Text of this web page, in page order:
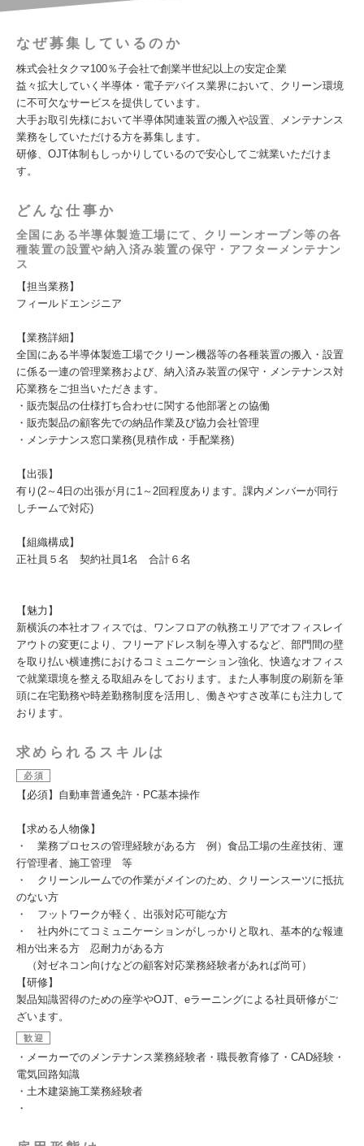
なぜ募集しているのか
株式会社タクマ100％子会社で創業半世紀以上の安定企業
益々拡大していく半導体・電子デバイス業界において、クリーン環境
に不可欠なサービスを提供しています。
大手お取引先様において半導体関連装置の搬入や設置、メンテナンス
業務をしていただける方を募集します。
研修、OJT体制もしっかりしているので安心してご就業いただけま
す。
どんな仕事か
全国にある半導体製造工場にて、クリーンオーブン等の各
種装置の設置や納入済み装置の保守・アフターメンテナン
ス
【担当業務】
フィールドエンジニア
【業務詳細】
全国にある半導体製造工場でクリーン機器等の各種装置の搬入・設置
に係る一連の管理業務および、納入済み装置の保守・メンテナンス対
応業務をご担当いただきます。
・販売製品の仕様打ち合わせに関する他部署との協働
・販売製品の顧客先での納品作業及び協力会社管理
・メンテナンス窓口業務(見積作成・手配業務)
【出張】
有り(2～4日の出張が月に1～2回程度あります。課内メンバーが同行
しチームで対応)
【組織構成】
正社員５名 契約社員1名 合計６名
【魅力】
新横浜の本社オフィスでは、ワンフロアの執務エリアでオフィスレイ
アウトの変更により、フリーアドレス制を導入するなど、部門間の壁
を取り払い横連携におけるコミュニケーション強化、快適なオフィス
で就業環境を整える取組みをしております。また人事制度の刷新を筆
頭に在宅勤務や時差勤務制度を活用し、働きやすさ改革にも注力して
おります。
求められるスキルは
必須
【必須】自動車普通免許・PC基本操作
【求める人物像】
・ 業務プロセスの管理経験がある方 例）食品工場の生産技術、運
行管理者、施工管理 等
・ クリーンルームでの作業がメインのため、クリーンスーツに抵抗
のない方
・ フットワークが軽く、出張対応可能な方
・ 社内外にてコミュニケーションがしっかりと取れ、基本的な報連
相が出来る方 忍耐力がある方
（対ゼネコン向けなどの顧客対応業務経験者があれば尚可）
【研修】
製品知識習得のための座学やOJT、eラーニングによる社員研修がご
ざいます。
歓迎
・メーカーでのメンテナンス業務経験者・職長教育修了・CAD経験・
電気回路知識
・土木建築施工業務経験者
・